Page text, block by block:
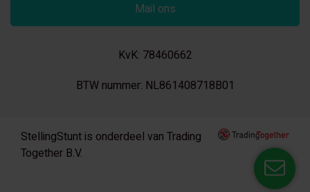
Mail ons
KvK: 78460662
BTW nummer: NL861408718B01
StellingStunt is onderdeel van Trading
Together B.V.